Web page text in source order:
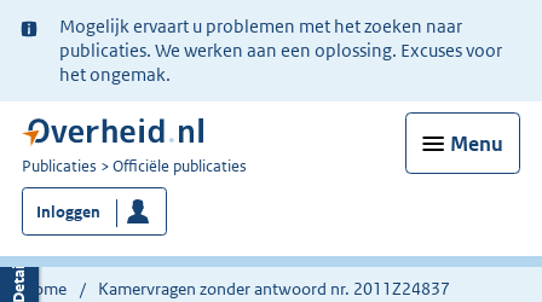
Ter
informatie:
Mogelijk ervaart u problemen met het zoeken naar
publicaties. We werken aan een oplossing. Excuses voor
het ongemak.
Menu
U
bent
nu
hier:
Publicaties Officiële publicaties
Inloggen
Home Kamervragen zonder antwoord nr. 2011Z24837